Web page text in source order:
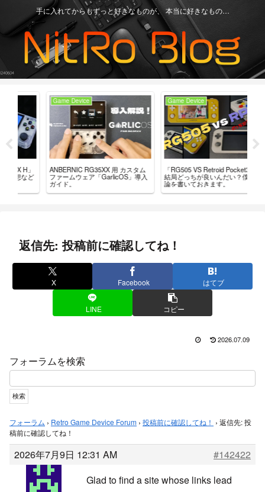
手に入れてからもずっと好きなものが、 本当に好きなもの…
Game Device
ANBERNIC RG35XX 用 カスタム
ファームウェア「GarlicOS」導入
ガイド。
Game Device
「RG505 VS Retroid Pocket3+」
結局どっちが良いんだい？僕の結
論を書いておきます。
返信先: 投稿前に確認してね！
X Facebook はてブ
LINE コピー
2026.07.09
フォーラムを検索
フォーラム › Retro Game Device Forum › 投稿前に確認してね！ › 返信先: 投
稿前に確認してね！
2026年7月9日 12:31 AM #142422
Glad to find a site whose links lead